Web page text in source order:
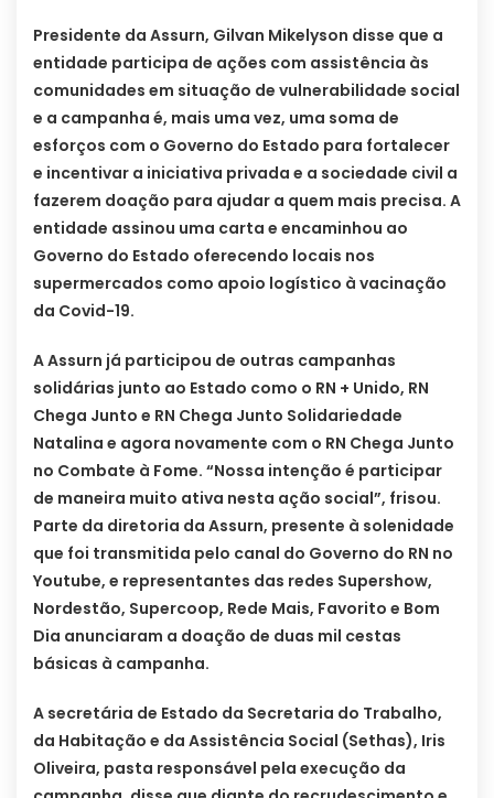
Presidente da Assurn, Gilvan Mikelyson disse que a
entidade participa de ações com assistência às
comunidades em situação de vulnerabilidade social
e a campanha é, mais uma vez, uma soma de
esforços com o Governo do Estado para fortalecer
e incentivar a iniciativa privada e a sociedade civil a
fazerem doação para ajudar a quem mais precisa. A
entidade assinou uma carta e encaminhou ao
Governo do Estado oferecendo locais nos
supermercados como apoio logístico à vacinação
da Covid-19.
A Assurn já participou de outras campanhas
solidárias junto ao Estado como o RN + Unido, RN
Chega Junto e RN Chega Junto Solidariedade
Natalina e agora novamente com o RN Chega Junto
no Combate à Fome. “Nossa intenção é participar
de maneira muito ativa nesta ação social”, frisou.
Parte da diretoria da Assurn, presente à solenidade
que foi transmitida pelo canal do Governo do RN no
Youtube, e representantes das redes Supershow,
Nordestão, Supercoop, Rede Mais, Favorito e Bom
Dia anunciaram a doação de duas mil cestas
básicas à campanha.
A secretária de Estado da Secretaria do Trabalho,
da Habitação e da Assistência Social (Sethas), Iris
Oliveira, pasta responsável pela execução da